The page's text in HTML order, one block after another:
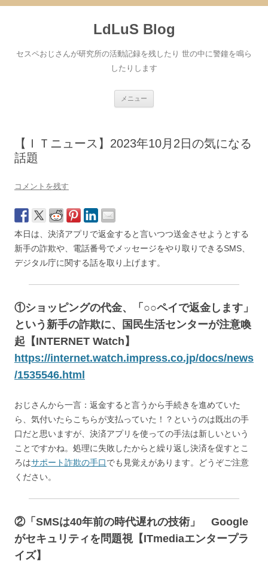
へ
ス
LdLuS Blog
セスペおじさんが研究所の活動記録を残したり 世の中に警鐘を鳴ら
したりします
メニュー
【ＩＴニュース】2023年10月2日の気になる
話題
コメントを残す
本日は、決済アプリで返金すると言いつつ送金させようとする
新手の詐欺や、電話番号でメッセージをやり取りできるSMS、
デジタル庁に関する話を取り上げます。
①ショッピングの代金、「○○ペイで返金します」
という新手の詐欺に、国民生活センターが注意喚
起【INTERNET Watch】
https://internet.watch.impress.co.jp/docs/news
/1535546.html
おじさんから一言：返金すると言うから手続きを進めていた
ら、気付いたらこちらが支払っていた！？というのは既出の手
口だと思いますが、決済アプリを使っての手法は新しいという
ことですかね。処理に失敗したからと繰り返し決済を促すとこ
ろはサポート詐欺の手口でも見覚えがあります。どうぞご注意
ください。
②「SMSは40年前の時代遅れの技術」 Google
がセキュリティを問題視【ITmediaエンタープラ
イズ】